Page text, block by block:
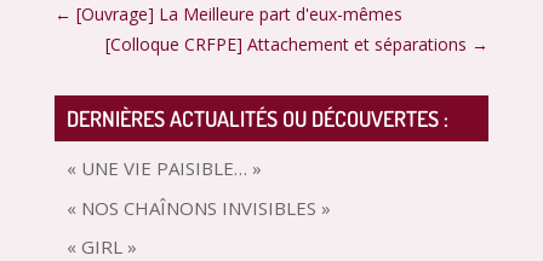
← [Ouvrage] La Meilleure part d'eux-mêmes
[Colloque CRFPE] Attachement et séparations →
DERNIÈRES ACTUALITÉS OU DÉCOUVERTES :
« UNE VIE PAISIBLE… »
« NOS CHAÎNONS INVISIBLES »
« GIRL »